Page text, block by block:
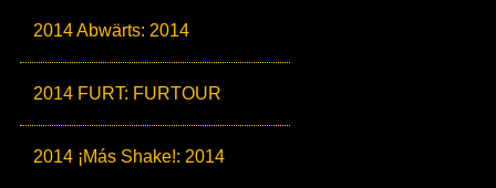
2014 Abwärts: 2014
2014 FURT: FURTOUR
2014 ¡Más Shake!: 2014